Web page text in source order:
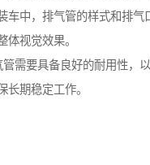
车中，排气管的样式和排气
体视觉效果。
管需要具备良好的耐用性，
长期稳定工作。